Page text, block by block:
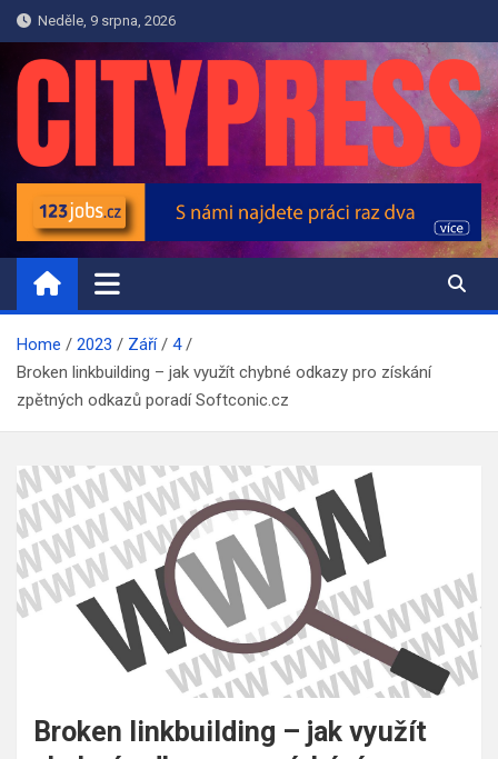
Skip
to
content
Neděle, 9 srpna, 2026
INFORMACE.CITYPRESS.CZ
Informace Novinky Zprávy
Home 2023 Září
4
Broken linkbuilding – jak využít chybné odkazy pro získání
zpětných odkazů poradí Softconic.cz
Broken linkbuilding – jak využít